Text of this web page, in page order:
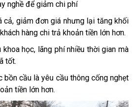
nghề để giảm chi phí
cả, giảm đơn giá nhưng lại tăng khối
hàng chi trả khoản tiền lớn hơn.
học, lãng phí nhiều thời gian mà
tốt.
bồn cầu là yêu cầu thông cống nghẹt
tiền lớn hơn.